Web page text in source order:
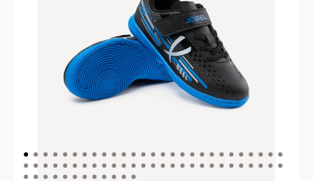
- сумма всех заказов за 6 месяцев
200.000 рублей.
(38%) -сумма всех заказов за 6 месяцев -
400.000 рублей.